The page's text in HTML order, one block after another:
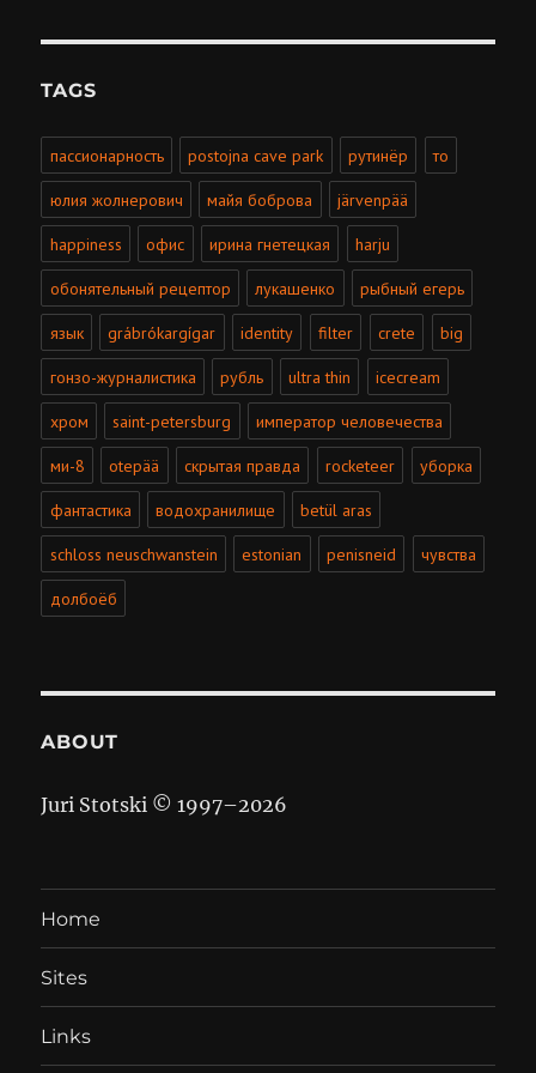
TAGS
пассионарность postojna cave park рутинёр то
юлия жолнерович майя боброва järvenpää
happiness офис ирина гнетецкая harju
обонятельный рецептор лукашенко рыбный егерь
язык grábrókargígar identity filter crete big
гонзо-журналистика рубль ultra thin icecream
хром saint-petersburg император человечества
ми-8 otepää скрытая правда rocketeer уборка
фантастика водохранилище betül aras
schloss neuschwanstein estonian penisneid чувства
долбоёб
ABOUT
Juri Stotski © 1997–2026
Home
Sites
Links